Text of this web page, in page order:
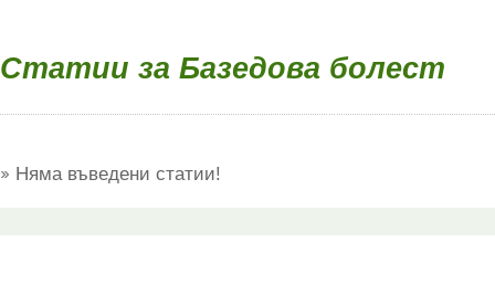
Статии за Базедова болест
Няма въведени статии!